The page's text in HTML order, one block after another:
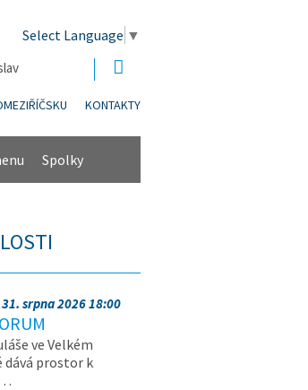
Select Language ▼
KONTAKTY
Spolky
srpna 2026 18:00
ve Velkém
dává prostor k